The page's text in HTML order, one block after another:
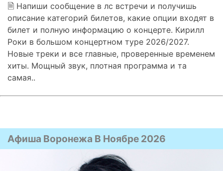
🗎 Напиши сообщение в лс встречи и получишь
описание категорий билетов, какие опции входят в
билет и полную информацию о концерте. Кирилл
Роки в большом концертном туре 2026/2027.
Новые треки и все главные, проверенные временем
хиты. Мощный звук, плотная программа и та
самая..
Афиша Воронежа В Ноябре 2026